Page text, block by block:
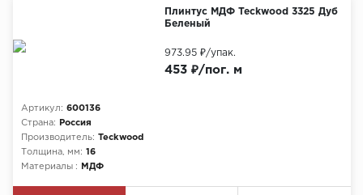
Плинтус МДФ Teckwood 3325 Дуб
Беленый
Артикул: 600136
Страна:
Россия
Производитель: Teckwood
Толщина, мм: 16
Материалы :
МДФ
453 ₽/пог. м
973.95 ₽/упак.